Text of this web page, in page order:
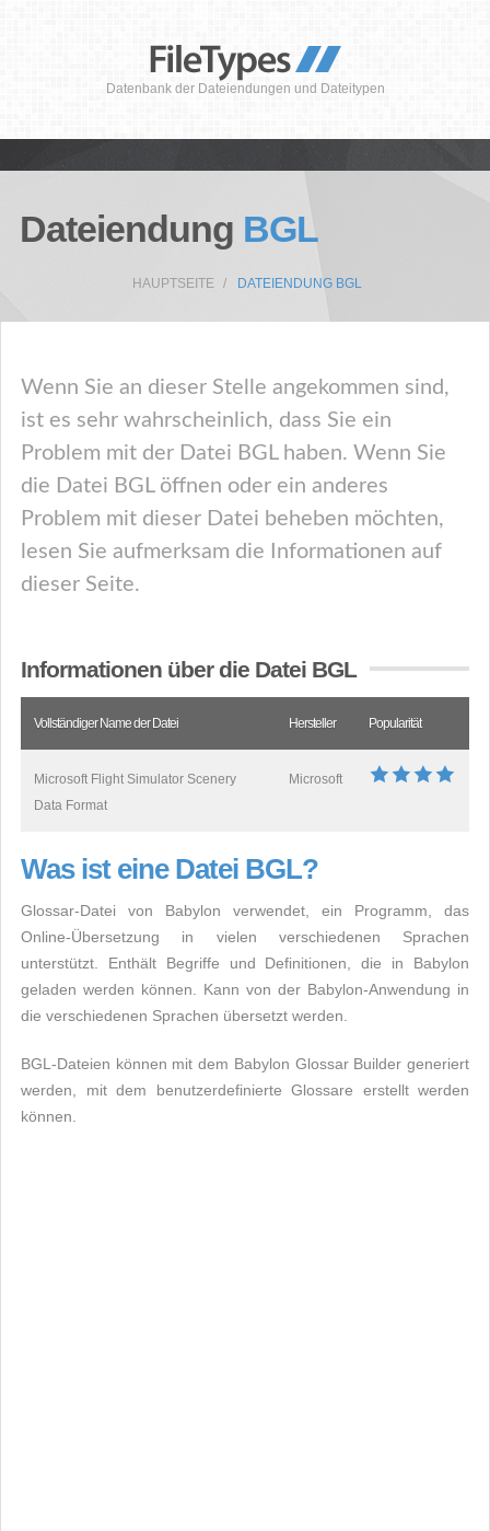
Datenbank der Dateiendungen und Dateitypen
Dateiendung BGL
HAUPTSEITE DATEIENDUNG BGL
Wenn Sie an dieser Stelle angekommen sind,
ist es sehr wahrscheinlich, dass Sie ein
Problem mit der Datei BGL haben. Wenn Sie
die Datei BGL öffnen oder ein anderes
Problem mit dieser Datei beheben möchten,
lesen Sie aufmerksam die Informationen auf
dieser Seite.
Informationen über die Datei BGL
Vollständiger Name der Datei Hersteller Popularität
Microsoft Flight Simulator Scenery
Data Format
Microsoft
Was ist eine Datei BGL?
Glossar-Datei von Babylon verwendet, ein Programm, das
Online-Übersetzung in vielen verschiedenen Sprachen
unterstützt. Enthält Begriffe und Definitionen, die in Babylon
geladen werden können. Kann von der Babylon-Anwendung in
die verschiedenen Sprachen übersetzt werden.
BGL-Dateien können mit dem Babylon Glossar Builder generiert
werden, mit dem benutzerdefinierte Glossare erstellt werden
können.